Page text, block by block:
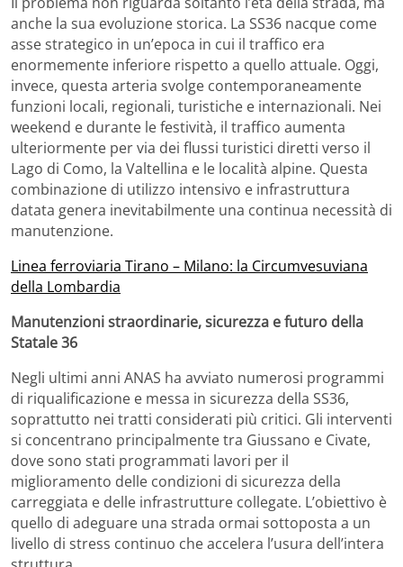
anche la sua evoluzione storica. La SS36 nacque come
asse strategico in un’epoca in cui il traffico era
enormemente inferiore rispetto a quello attuale. Oggi,
invece, questa arteria svolge contemporaneamente
funzioni locali, regionali, turistiche e internazionali. Nei
weekend e durante le festività, il traffico aumenta
ulteriormente per via dei flussi turistici diretti verso il
Lago di Como, la Valtellina e le località alpine. Questa
combinazione di utilizzo intensivo e infrastruttura
datata genera inevitabilmente una continua necessità di
manutenzione.
Linea ferroviaria Tirano – Milano: la Circumvesuviana
della Lombardia
Manutenzioni straordinarie, sicurezza e futuro della
Statale 36
Negli ultimi anni ANAS ha avviato numerosi programmi
di riqualificazione e messa in sicurezza della SS36,
soprattutto nei tratti considerati più critici. Gli interventi
si concentrano principalmente tra Giussano e Civate,
dove sono stati programmati lavori per il
miglioramento delle condizioni di sicurezza della
carreggiata e delle infrastrutture collegate. L’obiettivo è
quello di adeguare una strada ormai sottoposta a un
livello di stress continuo che accelera l’usura dell’intera